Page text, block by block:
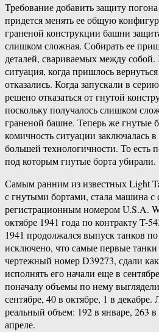
Требование добавить защиту
придется менять ее общую
граненой конструкции башни
слишком сложная. Собирать ее
деталей, свариваемых между собой.
ситуация, когда пришлось
отказались. Когда запускали в
решено отказаться от гнутой
поскольку получалось слишком
граненой башне. Теперь же гнутые
комичность ситуации заключалась
большей технологичности. То есть
под которым гнутые борта убирали.
Самым ранним из известных Light
с гнутыми бортами, стала машина
регистрационным номером U.S.A.
октябре 1941 года по контракту T-
1941 продолжался выпуск танков
исключено, что самые первые
чертежный номер D39273, сдали
исполнять его начали еще в
поначалу объемы по нему
сентябре, 40 в октябре, 1 в
реальный объем: 192 в январе, 263
апреле.